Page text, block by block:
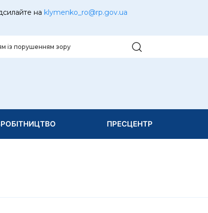
на klymenko_ro@rp.gov.ua
із порушенням зору
ПРЕСЦЕНТР